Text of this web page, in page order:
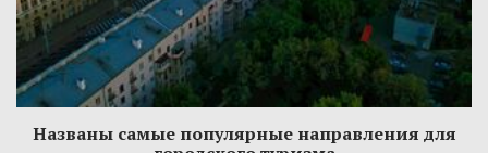
Названы самые популярные направления для